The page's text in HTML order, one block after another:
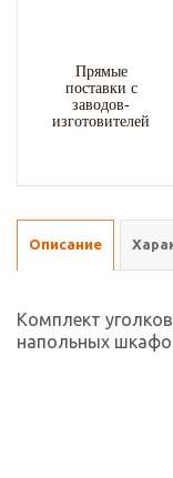
Прямые
поставки с
заводов-
изготовителей
Описание
Комплект
напольных